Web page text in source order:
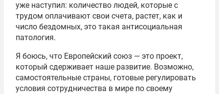
уже наступил: количество людей, которые с
трудом оплачивают свои счета, растет, как и
число бездомных, это такая антисоциальная
патология.
Я боюсь, что Европейский союз — это проект,
который сдерживает наше развитие. Возможно,
самостоятельные страны, готовые регулировать
условия сотрудничества в мире по своему